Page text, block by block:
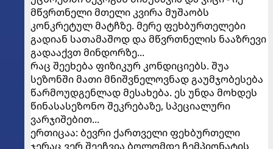
მწვრთნელი მთელი კვირა მუშაობს
კონკრეტულ მატჩზე. მერე ფეხბურთელები
გადიან სათამაშოდ და მწვრთნელის ნააზრევი
გადააქვთ მინდორზე...
რაც შეეხება ფიზიკურ კონდიციებს. შუა
სეზონში მათი მნიშვნელოვნად გაუმჯობესება
წარმოუდგენლად მესახება. ეს უნდა მოხდეს
წინასასეზონო შეკრებაზე, სპეციალური
ვარჯიშებით...
ერთიცაა: ბევრი ქართველი ფეხბურთელი
ჯერაც ვერ შეეჩვია ბოლომდე ჩემპიონატის